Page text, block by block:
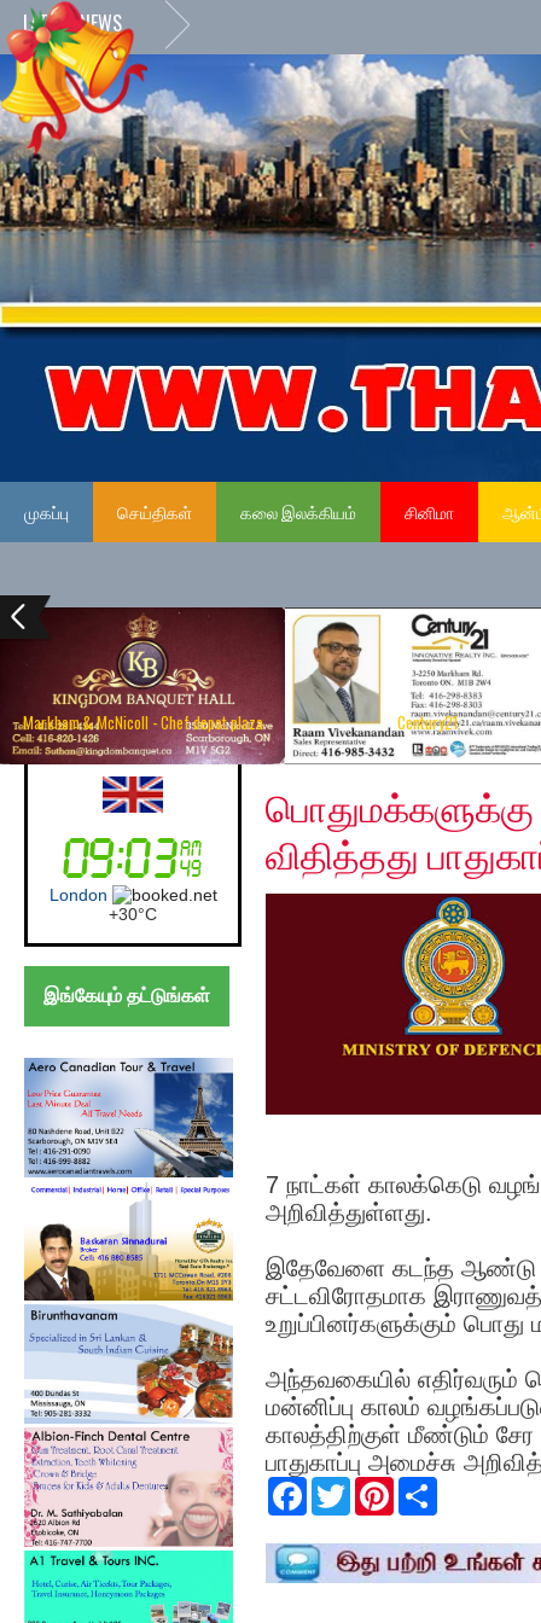
LATEST NEWS
முகப்பு செய்திகள் கலை இலக்கியம் சினிமா
Markham & McNicoll - Chef depot plaza Century21
UK (London)
London
+30°C
இங்கேயும் தட்டுங்கள்
Wednesday, January
விதித்தது
7 நாட்கள் காலக்கெடு
அறிவித்துள்ளது.
இதேவேளை கடந்த ஆண்டு
சட்டவிரோதமாக
உறுப்பினர்களுக்கும்
அந்தவகையில் எதிர்வரும்
மன்னிப்பு காலம்
காலத்திற்குள் மீண்டும்
பாதுகாப்பு அமைச்சு
F
e
b
o
T
w
t
t
e
P
t
e
r
r
e